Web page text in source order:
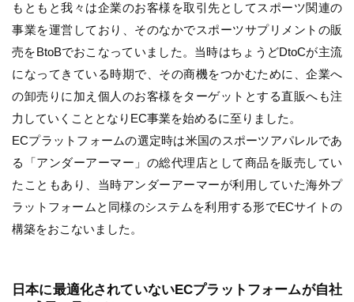
もともと我々は企業のお客様を取引先としてスポーツ関連の
事業を運営しており、そのなかでスポーツサプリメントの販
売をBtoBでおこなっていました。当時はちょうどDtoCが主流
になってきている時期で、その商機をつかむために、企業へ
の卸売りに加え個人のお客様をターゲットとする直販へも注
力していくこととなりEC事業を始めるに至りました。
ECプラットフォームの選定時は米国のスポーツアパレルであ
る「アンダーアーマー」の総代理店として商品を販売してい
たこともあり、当時アンダーアーマーが利用していた海外プ
ラットフォームと同様のシステムを利用する形でECサイトの
構築をおこないました。
日本に最適化されていないECプラットフォームが自社